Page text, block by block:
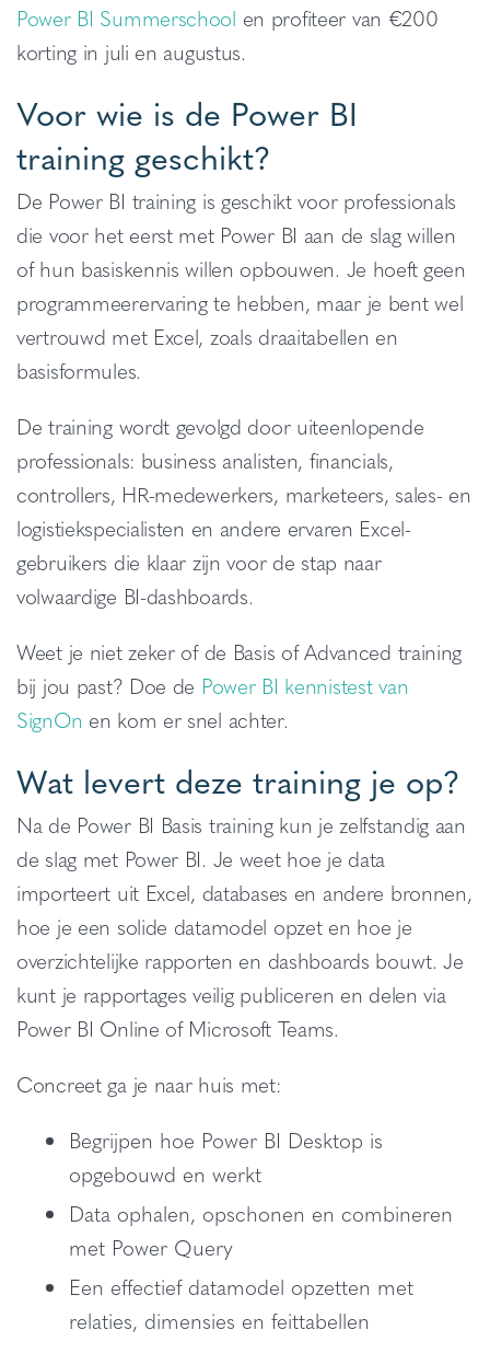
Power BI Summerschool en profiteer van €200
korting in juli en augustus.
Voor wie is de Power BI
training geschikt?
De Power BI training is geschikt voor professionals
die voor het eerst met Power BI aan de slag willen
of hun basiskennis willen opbouwen. Je hoeft geen
programmeerervaring te hebben, maar je bent wel
vertrouwd met Excel, zoals draaitabellen en
basisformules.
De training wordt gevolgd door uiteenlopende
professionals: business analisten, financials,
controllers, HR-medewerkers, marketeers, sales- en
logistiekspecialisten en andere ervaren Excel-
gebruikers die klaar zijn voor de stap naar
volwaardige BI-dashboards.
Weet je niet zeker of de Basis of Advanced training
bij jou past? Doe de Power BI kennistest van
SignOn en kom er snel achter.
Wat levert deze training je op?
Na de Power BI Basis training kun je zelfstandig aan
de slag met Power BI. Je weet hoe je data
importeert uit Excel, databases en andere bronnen,
hoe je een solide datamodel opzet en hoe je
overzichtelijke rapporten en dashboards bouwt. Je
kunt je rapportages veilig publiceren en delen via
Power BI Online of Microsoft Teams.
Concreet ga je naar huis met:
Begrijpen hoe Power BI Desktop is
opgebouwd en werkt
Data ophalen, opschonen en combineren
met Power Query
Een effectief datamodel opzetten met
relaties, dimensies en feittabellen